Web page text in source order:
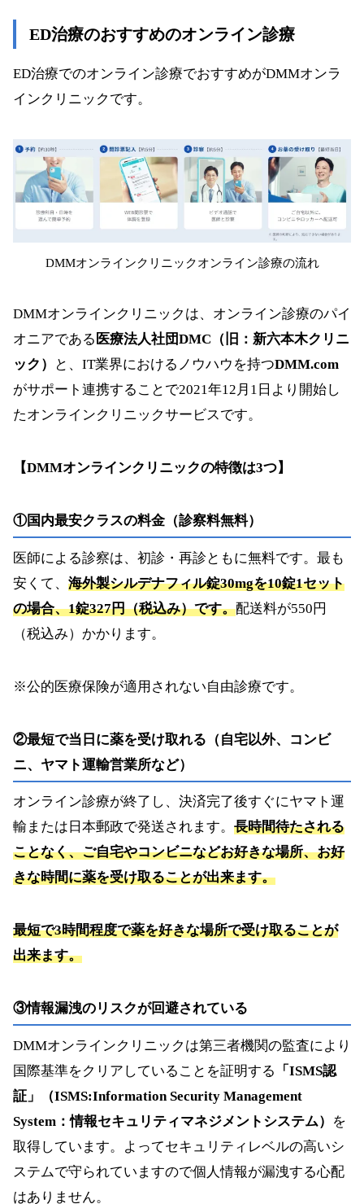
ED治療のおすすめのオンライン診療
ED治療でのオンライン診療でおすすめがDMMオンラ
インクリニックです。
DMMオンラインクリニックオンライン診療の流れ
DMMオンラインクリニックは、オンライン診療のパイ
オニアである 医療法人社団DMC（旧：新六本木クリニ
ック）
と、IT業界におけるノウハウを持つDMM.com
がサポート連携することで2021年12月1日より開始し
たオンラインクリニックサービスです。
【DMMオンラインクリニックの特徴は3つ】
①国内最安クラスの料金（診察料無料）
医師による診察は、初診・再診ともに無料です。最も
安くて、 海外製シルデナフィル錠30mgを10錠1セット
の場合、1錠327円（税込み）です。配送料が550円
（税込み）かかります。
※公的医療保険が適用されない自由診療です。
②最短で当日に薬を受け取れる（自宅以外、コンビ
ニ、ヤマト運輸営業所など）
オンライン診療が終了し、決済完了後すぐにヤマト運
輸または日本郵政で発送されます。 長時間待たされる
ことなく、ご自宅やコンビニなどお好きな場所、お好
きな時間に薬を受け取ることが出来ます。
最短で3時間程度で薬を好きな場所で受け取ることが
出来ます。
③情報漏洩のリスクが回避されている
DMMオンラインクリニックは第三者機関の監査により
国際基準をクリアしていることを証明する
「ISMS認
証」（ISMS:Information Security Management
System：情報セキュリティマネジメントシステム）
を
取得しています。よってセキュリティレベルの高いシ
ステムで守られていますので個人情報が漏洩する心配
はありません。